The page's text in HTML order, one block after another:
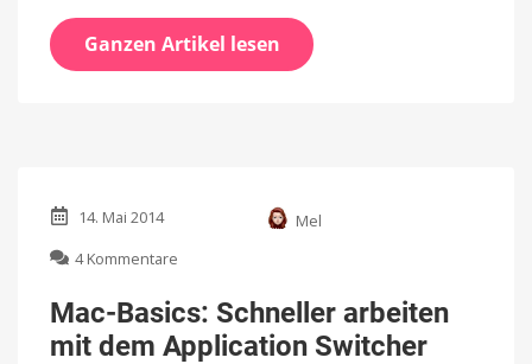
Ganzen Artikel lesen
14. Mai 2014
Mel
4 Kommentare
Basics:
Schneller
arbeiten
Mac-Basics: Schneller arbeiten
mit dem Application Switcher